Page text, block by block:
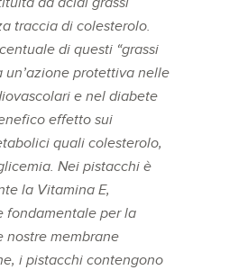
traccia di colesterolo.
di questi “grassi
un’azione protettiva nelle
e nel diabete
effetto sui
quali colesterolo,
Nei pistacchi è
la Vitamina E,
fondamentale per la
nostre membrane
i pistacchi contengono